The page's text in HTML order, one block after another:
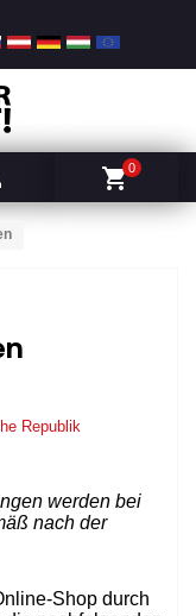
shopping_cart0
Republik
werden bei
nach der
Shop durch